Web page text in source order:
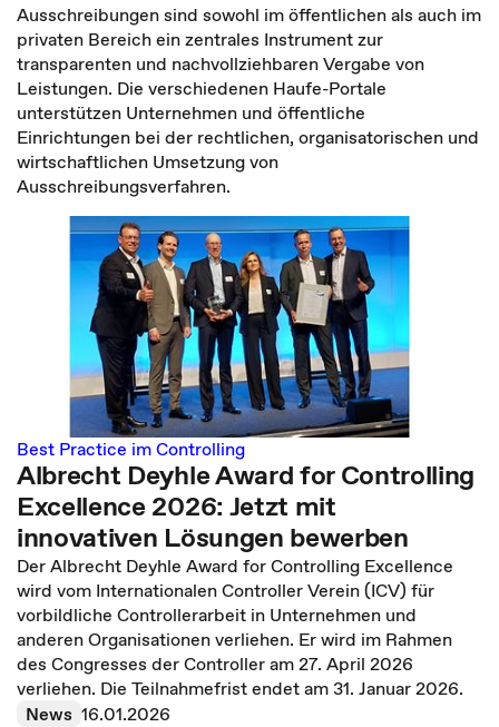
Ausschreibungen sind sowohl im öffentlichen als auch im
privaten Bereich ein zentrales Instrument zur
transparenten und nachvollziehbaren Vergabe von
Leistungen. Die verschiedenen Haufe-Portale
unterstützen Unternehmen und öffentliche
Einrichtungen bei der rechtlichen, organisatorischen und
wirtschaftlichen Umsetzung von
Ausschreibungsverfahren.
Best Practice im Controlling
Albrecht Deyhle Award for Controlling
Excellence 2026: Jetzt mit
innovativen Lösungen bewerben
Der Albrecht Deyhle Award for Controlling Excellence
wird vom Internationalen Controller Verein (ICV) für
vorbildliche Controllerarbeit in Unternehmen und
anderen Organisationen verliehen. Er wird im Rahmen
des Congresses der Controller am 27. April 2026
verliehen. Die Teilnahmefrist endet am 31. Januar 2026.
News 16.01.2026